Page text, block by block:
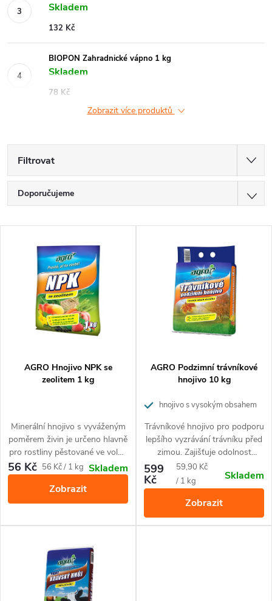
Skladem
132 Kč
BIOPON Zahradnické vápno 1 kg
Skladem
78 Kč
Zobrazit více produktů
Filtrovat
Ř
a
d
u
k
t
Doporučujeme
Nejprodávanější
Abecedně
o
d
u
k
AGRO Hnojivo NPK se
zeolitem 1 kg
Minerální hnojivo s vyváženým
poměrem živin je určeno hlavně
pro rostliny pěstované ve volné
půdě - ovoce, zeleninu, okrasné
rostliny ad. Zlepšuje
hospodaření s vodou a živinami
v půdě.
56 Kč Měrná
56 Kč / 1 kg Skladem
Zobrazit
AGRO Podzimní trávníkové
hnojivo 10 kg
hnojivo s vysokým obsahem
Trávníkové hnojivo pro podporu
lepšího vyzrávání trávníku před
zimou. Zajišťuje odolnost
trávníku proti vymrzání a
snižuje riziko napadení
houbovými chorobami. Je také
vhodné pro okrasné dřeviny.
599
Kč
Měrná
cena:
59,90 Kč
/ 1 kg
Skladem
Zobrazit